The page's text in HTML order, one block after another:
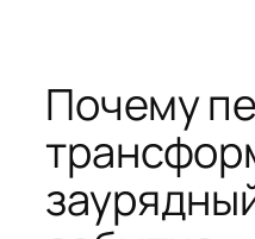
Почему